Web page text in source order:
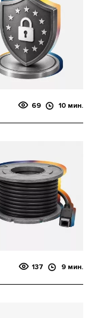
69 10 мин.
137 9 мин.